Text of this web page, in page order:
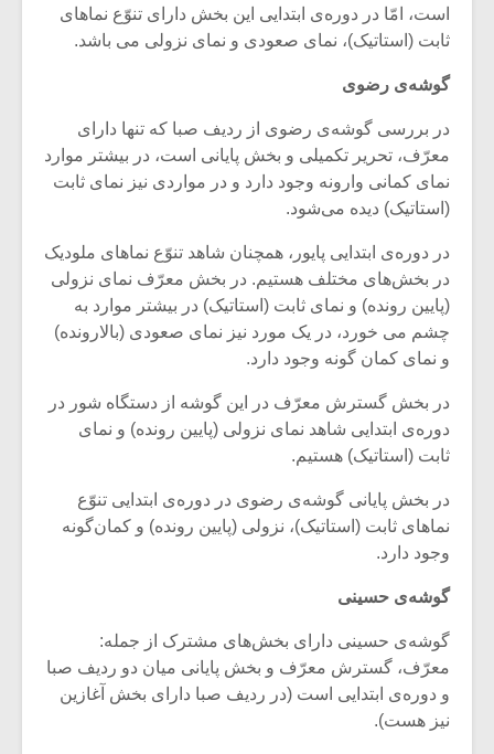
است، امّا در دوره‌ی ابتدایی این بخش دارای تنوّع نماهای
ثابت (استاتیک)، نمای صعودی و نمای نزولی می باشد.
گوشه‌ی رضوی
در بررسی گوشه‌ی رضوی از ردیف صبا که تنها دارای
معرّف، تحریر تکمیلی و بخش پایانی است، در بیشتر موارد
نمای کمانی وارونه وجود دارد و در مواردی نیز نمای ثابت
(استاتیک) دیده می‌شود.
در دوره‌ی ابتدایی پایور، همچنان شاهد تنوّع نماهای ملودیک
در بخش‌های مختلف هستیم. در بخش معرّف نمای نزولی
(پایین رونده) و نمای ثابت (استاتیک) در بیشتر موارد به
چشم می خورد، در یک مورد نیز نمای صعودی (بالارونده)
و نمای کمان گونه وجود دارد.
در بخش گسترش معرّف در این گوشه از دستگاه شور در
دوره‌ی ابتدایی شاهد نمای نزولی (پایین رونده) و نمای
ثابت (استاتیک) هستیم.
در بخش پایانی گوشه‌ی رضوی در دوره‌ی ابتدایی تنوّع
نماهای ثابت (استاتیک)، نزولی (پایین رونده) و کمان‌گونه
وجود دارد.
گوشه‌ی حسینی
گوشه‌ی حسینی دارای بخش‌های مشترک از جمله:
معرّف، گسترش معرّف و بخش پایانی میان دو ردیف صبا
و دوره‌ی ابتدایی است (در ردیف صبا دارای بخش آغازین
نیز هست).
میکلوش روژا
یادداشتی بر موسیقی
متن فیلم «متری
اگر نمی توانی
مشهورترین باشی،
بدنام ترین باش
موریس ژار